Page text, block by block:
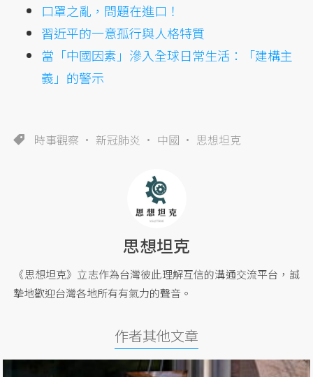
口罩之亂，問題在進口！
習近平的一意孤行與人格特質
當「中國因素」滲入全球日常生活：「建構主
義」的警示
時事觀察 新冠肺炎 中國 思想坦克
思想坦克
《思想坦克》立志作為台灣彼此理解互信的溝通交流平台，誠
摯地歡迎台灣各地所有有氣力的聲音。
作者其他文章